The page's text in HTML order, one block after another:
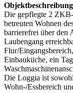
Objektbeschreibung
Die gepflegte 2
betreuten Wohnen
barrierefrei über den
Laubengang
Flur/
Einbauküche, ein
Die Loggia ist
Wohn-/Essbereich